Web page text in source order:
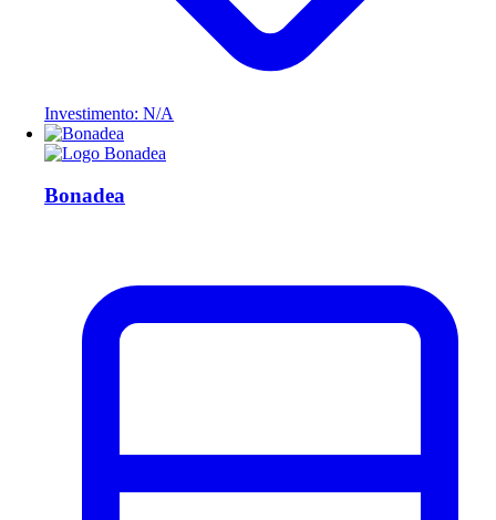
Investimento: N/A
Bonadea